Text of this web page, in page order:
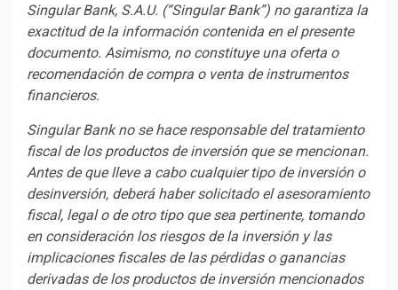
Singular Bank, S.A.U. (“Singular Bank”) no garantiza la
exactitud de la información contenida en el presente
documento. Asimismo, no constituye una oferta o
recomendación de compra o venta de instrumentos
financieros.
Singular Bank no se hace responsable del tratamiento
fiscal de los productos de inversión que se mencionan.
Antes de que lleve a cabo cualquier tipo de inversión o
desinversión, deberá haber solicitado el asesoramiento
fiscal, legal o de otro tipo que sea pertinente, tomando
en consideración los riesgos de la inversión y las
implicaciones fiscales de las pérdidas o ganancias
derivadas de los productos de inversión mencionados